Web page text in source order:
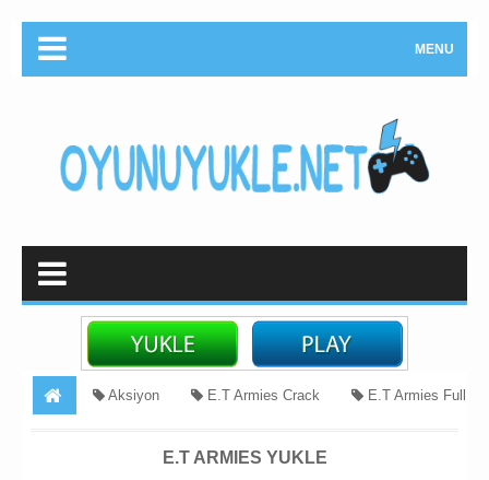
MENU
Aksiyon E.T Armies Crack E.T Armies Full
E.T ARMIES YUKLE